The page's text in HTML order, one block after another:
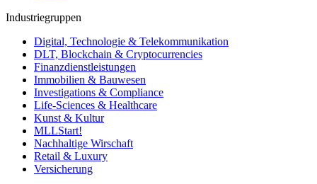
Industriegruppen
Digital, Technologie & Telekommunikation
DLT, Blockchain & Cryptocurrencies
Finanzdienstleistungen
Immobilien & Bauwesen
Investigations & Compliance
Life-Sciences & Healthcare
Kunst & Kultur
MLLStart!
Nachhaltige Wirschaft
Retail & Luxury
Versicherung